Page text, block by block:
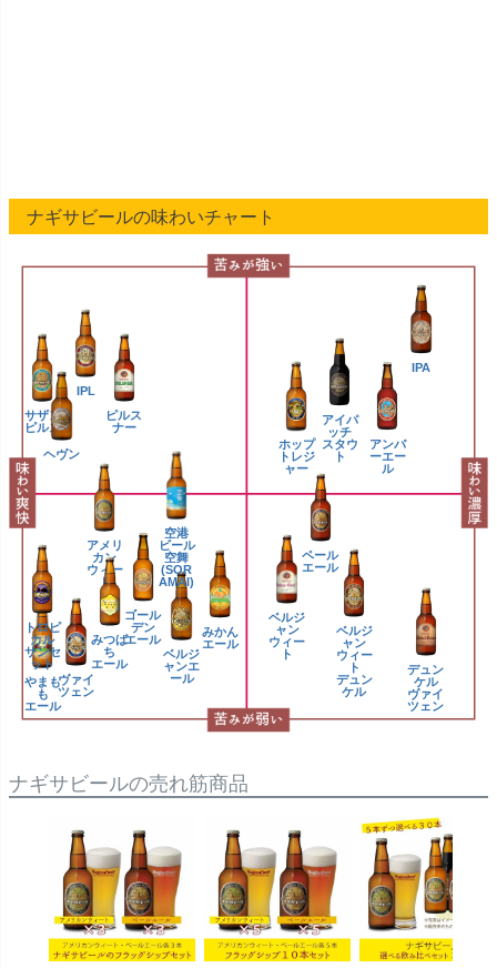
ナギサビールの味わいチャート
アメリ
カン
ウィー
ト
ペール
エール
IPA
みかん
エール
アイパ
ッチ
スタウ
ト
ベルジ
ャン
ウィー
ト
ゴール
デン
エール
みつば
ち
エール
デュン
ケル
ヴァイ
ツェン
ヘヴン
ピルス
ナー
アンバ
ーエー
ル
ベルジ
ャン
ウィー
ト
デュン
ケル
ヴァイ
ツェン
ベルジ
ャンエ
ール
空港
ビール
空舞
(SOR
AMAI)
トロピ
カル
サンセ
ット
ホップ
トレジ
ャー
やまも
も
エール
サザン
ピルス
IPL
ナギサビールの売れ筋商品